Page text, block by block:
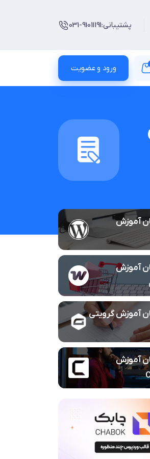
پشتیبانی:031-91011191
ورود و عضویت
آموزش
آموزش
آموزش گرویتی
آموزش